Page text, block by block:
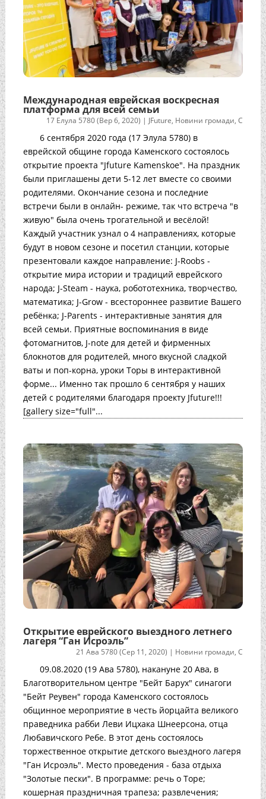
Международная еврейская воскресная
платформа для всей семьи
17 Елула 5780 (Вер 6, 2020) | JFuture, Новини громади,С
6 сентября 2020 года (17 Элула 5780) в
еврейской общине города Каменского состоялось
открытие проекта "Jfuture Kamenskoe". На праздник
были приглашены дети 5-12 лет вместе со своими
родителями. Окончание сезона и последние
встречи были в онлайн- режиме, так что встреча "в
живую" была очень трогательной и весёлой!
Каждый участник узнал о 4 направлениях, которые
будут в новом сезоне и посетил станции, которые
презентовали каждое направление: J-Roobs -
открытие мира истории и традиций еврейского
народа; J-Steam - наука, робототехника, творчество,
математика; J-Grow - всестороннее развитие Вашего
ребёнка; J-Parents - интерактивные занятия для
всей семьи. Приятные воспоминания в виде
фотомагнитов, J-note для детей и фирменных
блокнотов для родителей, много вкусной сладкой
ваты и поп-корна, уроки Торы в интерактивной
форме... Именно так прошло 6 сентября у наших
детей с родителями благодаря проекту Jfuture!!!
[gallery size="full"...
Открытие еврейского выездного летнего
лагеря “Ган Исроэль”
21 Ава 5780 (Сер 11, 2020) | Новини громади,С
09.08.2020 (19 Ава 5780), накануне 20 Ава, в
Благотворительном центре "Бейт Барух" синагоги
"Бейт Реувен" города Каменского состоялось
общинное мероприятие в честь йорцайта великого
праведника рабби Леви Ицхака Шнеерсона, отца
Любавичского Ребе. В этот день состоялось
торжественное открытие детского выездного лагеря
"Ган Исроэль". Место проведения - база отдыха
"Золотые пески". В программе: речь о Торе;
кошерная праздничная трапеза; развлечения;